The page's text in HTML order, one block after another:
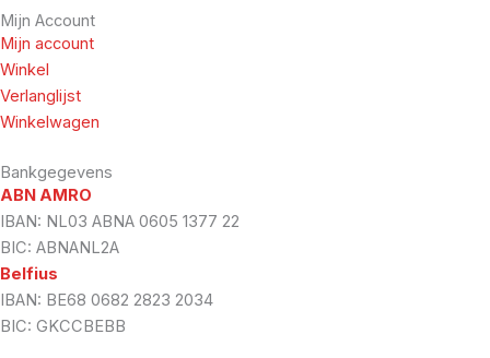
Mijn Account
Mijn account
Winkel
Verlanglijst
Winkelwagen
Bankgegevens
ABN AMRO
IBAN: NL03 ABNA 0605 1377 22
BIC: ABNANL2A
Belfius
IBAN: BE68 0682 2823 2034
BIC: GKCCBEBB